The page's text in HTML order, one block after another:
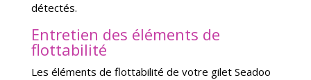
détectés.
Entretien des éléments de
flottabilité
Les éléments de flottabilité de votre gilet Seadoo